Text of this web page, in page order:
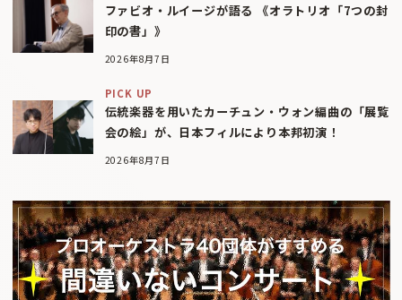
ファビオ・ルイージが語る 《オラトリオ「7つの封
印の書」》
2026年8月7日
PICK UP
伝統楽器を用いたカーチュン・ウォン編曲の「展覧
会の絵」が、日本フィルにより本邦初演！
2026年8月7日